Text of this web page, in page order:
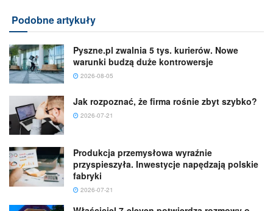
Podobne artykuły
Pyszne.pl zwalnia 5 tys. kurierów. Nowe
warunki budzą duże kontrowersje
2026-08-05
Jak rozpoznać, że firma rośnie zbyt szybko?
2026-07-21
Produkcja przemysłowa wyraźnie
przyspieszyła. Inwestycje napędzają polskie
fabryki
2026-07-21